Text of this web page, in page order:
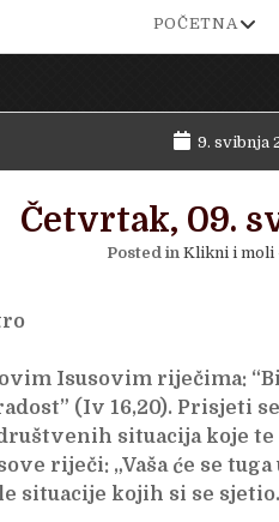
POČETNA
9. svibnja
Četvrtak, 09.
Posted in Klikni i moli
Isusovim riječima:
(Iv 16,20). Prisjeti
situacija koje te
riječi: „Vaša će se
situacije kojih si se sjetio.